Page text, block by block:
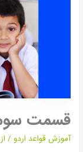
قسمت
آموزش قواعد اردو / از